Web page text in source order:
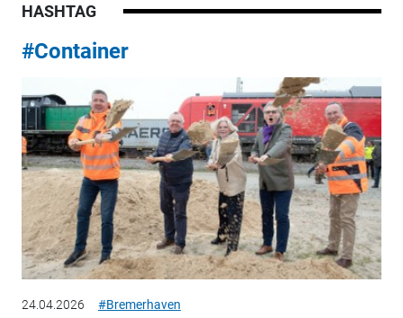
HASHTAG
#Container
24.04.2026 #Bremerhaven